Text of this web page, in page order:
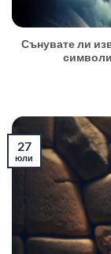
Сънувате ли
27
юли